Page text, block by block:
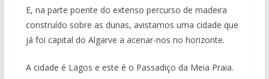
E, na parte poente do extenso percurso de madeira
construído sobre as dunas, avistamos uma cidade que
já foi capital do Algarve a acenar-nos no horizonte.
A cidade é Lagos e este é o Passadiço da Meia Praia.